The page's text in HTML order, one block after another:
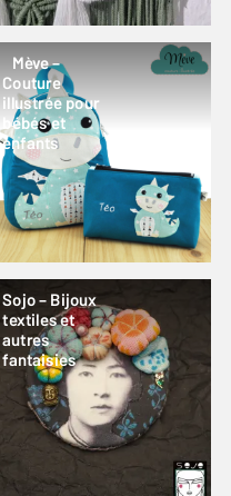
Mève –
Couture
illustrée pour
bébés et
enfants
Sojo – Bijoux
textiles et
autres
fantaisies